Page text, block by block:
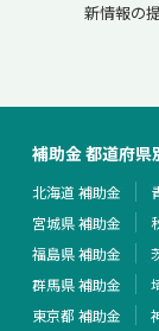
新情報の
補助金 都道府県
北海道 補助金
宮城県 補助金
福島県 補助金
群馬県 補助金
東京都 補助金